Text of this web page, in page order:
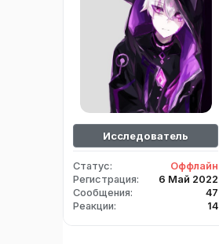
Исследователь
Статус
Оффлайн
Регистрация
6 Май 2022
Сообщения
47
Реакции
14